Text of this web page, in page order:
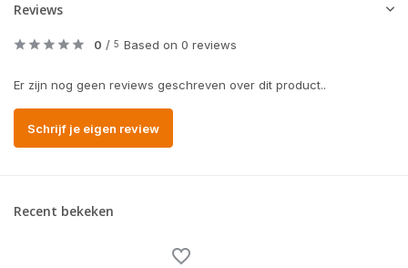
Reviews
0 / 5 Based on 0 reviews
Er zijn nog geen reviews geschreven over dit product..
Schrijf je eigen review
Recent bekeken